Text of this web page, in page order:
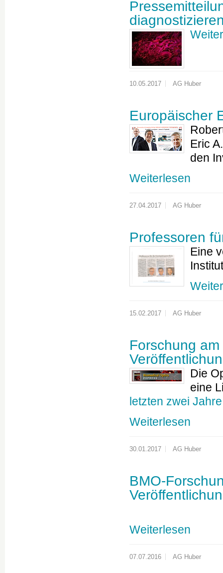
10.05.2017 AG Huber
Europäischer
Eric
den
Weiterlesen
27.04.2017 AG Huber
Professoren
Eine
15.02.2017 AG Huber
Forschung
Die
eine
letzten zwei Jahre
Weiterlesen
30.01.2017 AG Huber
BMO-
Weiterlesen
07.07.2016 AG Huber